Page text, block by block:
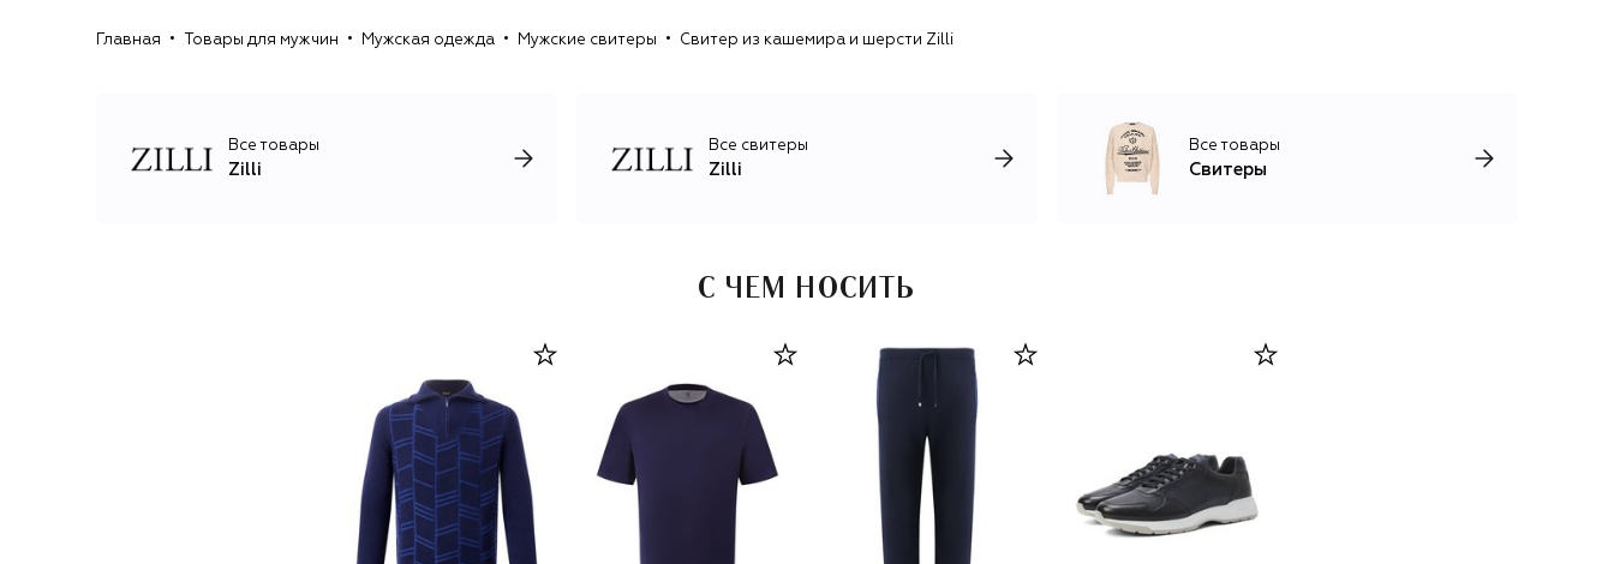
Главная Товары для мужчин Мужская одежда Мужские свитеры Свитер из кашемира и шерсти Zilli
Все товары
Zilli
Все свитеры
Zilli
Все товары
Свитеры
С ЧЕМ НОСИТЬ